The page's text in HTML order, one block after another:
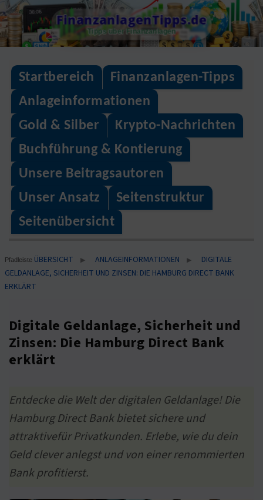
Skip
to
content
FinanzanlagenTipps.de
Tipps über Finanzanlagen
Startbereich
Finanzanlagen-Tipps
Anlageinformationen
Gold & Silber
Krypto-Nachrichten
Buchführung & Kontierung
Unsere Beitragsautoren
Unser Ansatz
Seitenstruktur
Seitenübersicht
Pfadleiste ÜBERSICHT ▶ ANLAGEINFORMATIONEN ▶
DIGITALE
GELDANLAGE, SICHERHEIT UND ZINSEN: DIE HAMBURG DIRECT BANK
ERKLÄRT
Digitale Geldanlage, Sicherheit und
Zinsen: Die Hamburg Direct Bank
erklärt
Entdecke die Welt der digitalen Geldanlage! Die
Hamburg Direct Bank bietet sichere und
attraktivefür Privatkunden. Erlebe, wie du dein
Geld clever anlegst und von einer renommierten
Bank profitierst.